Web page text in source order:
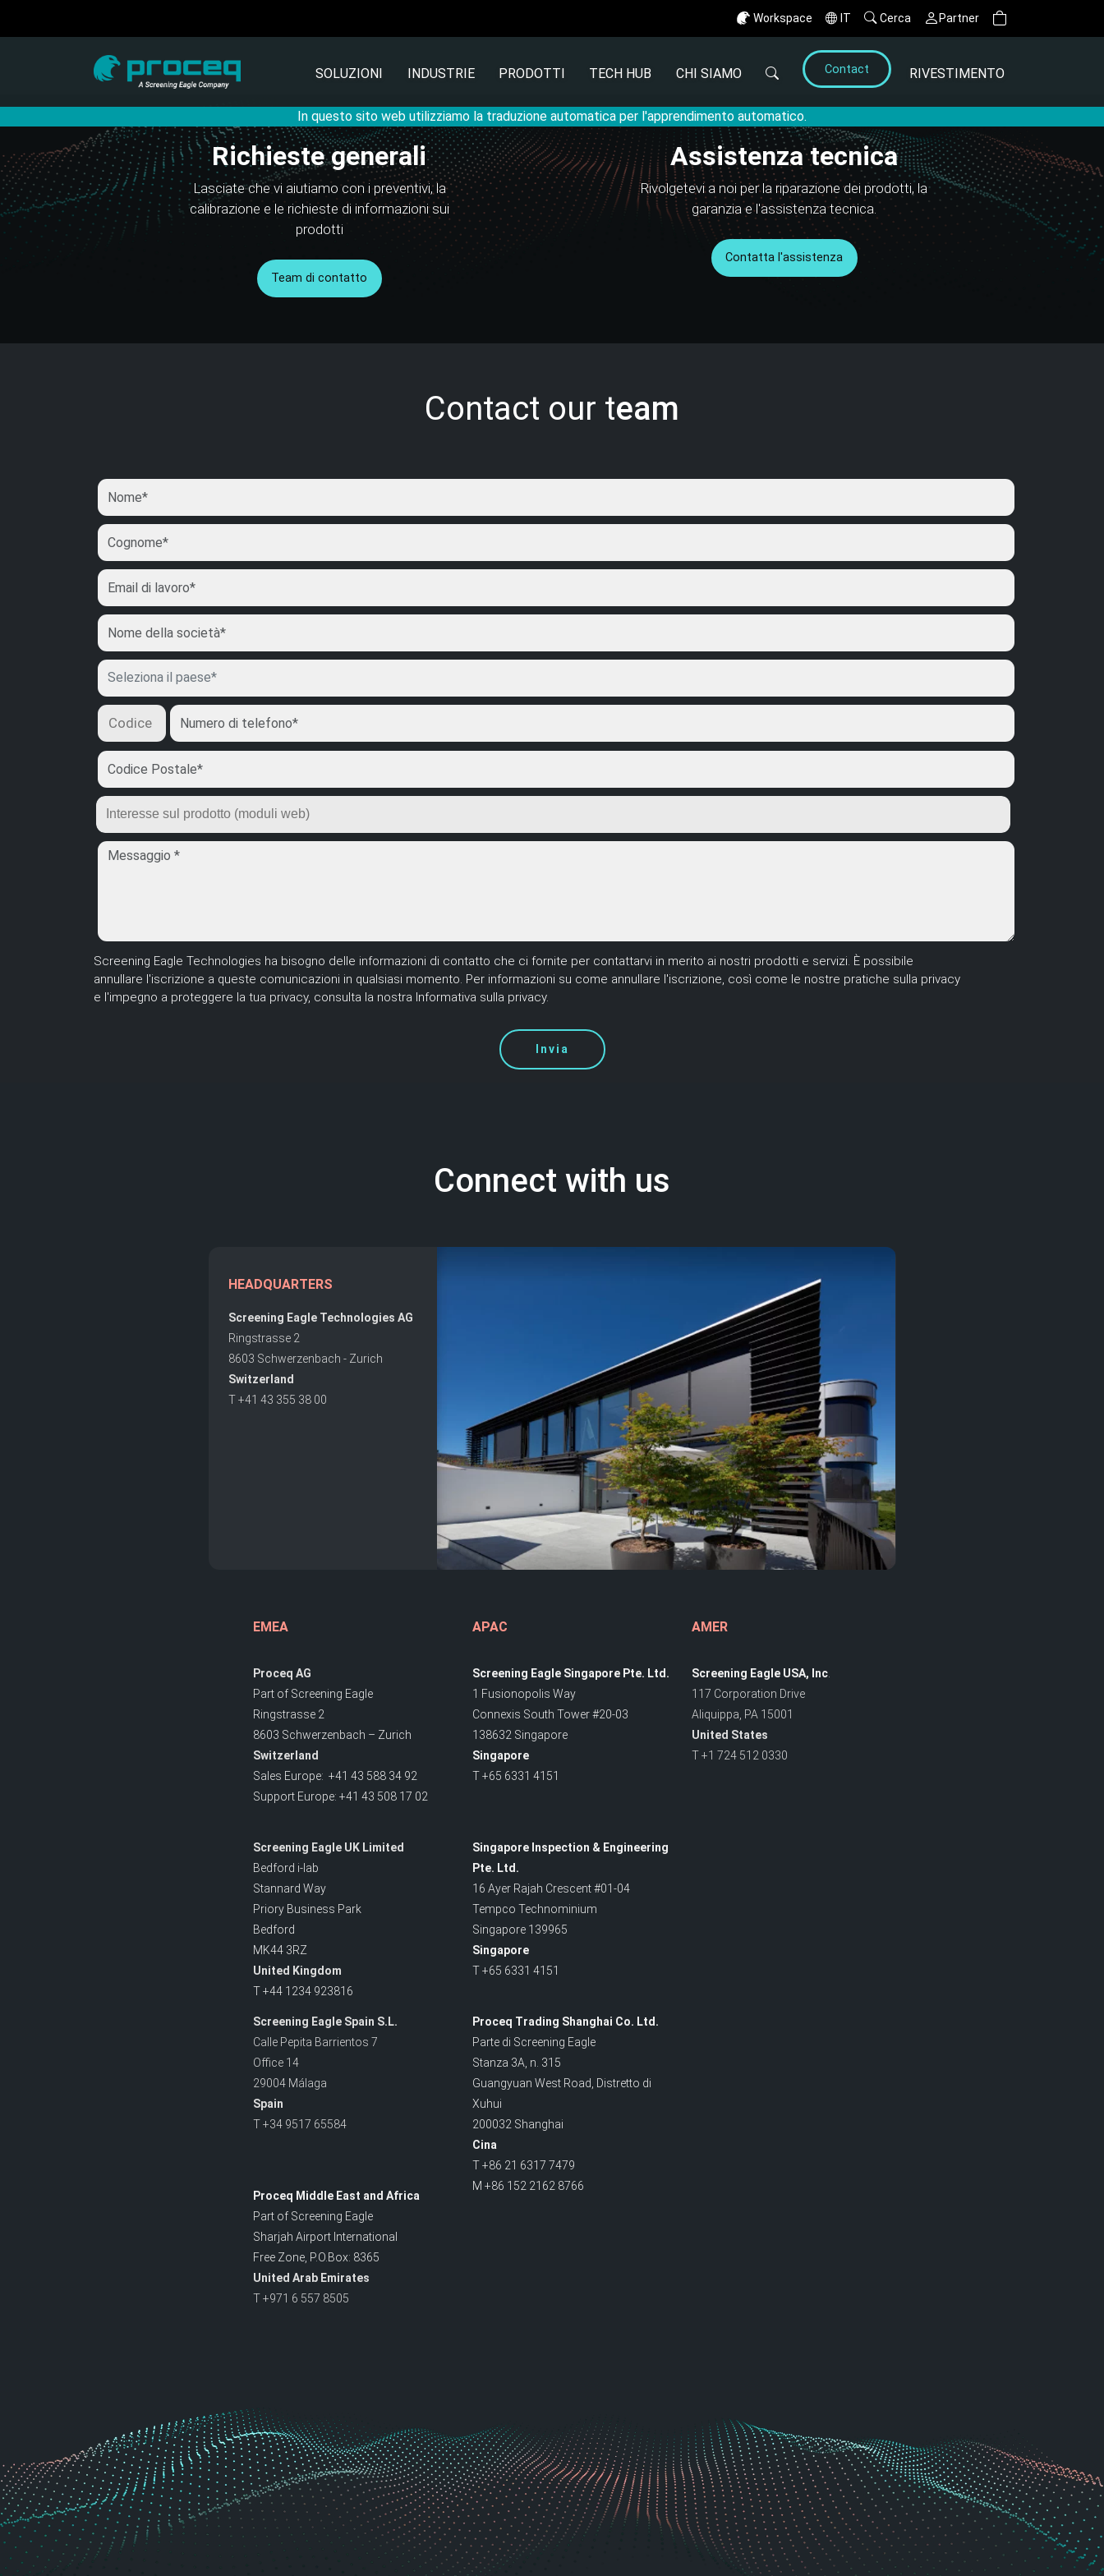
Workspace IT Cerca Partner
In questo sito web utilizziamo la traduzione automatica per l'apprendimento automatico.
SOLUZIONI INDUSTRIE PRODOTTI TECH HUB CHI SIAMO Contact RIVESTIMENTO
Richieste generali
Lasciate che vi aiutiamo con i preventivi, la
calibrazione e le richieste di informazioni sui
prodotti
Team di contatto
Assistenza tecnica
Rivolgetevi a noi per la riparazione dei prodotti, la
garanzia e l'assistenza tecnica.
Contatta l'assistenza
Contact our team
Screening Eagle Technologies ha bisogno delle informazioni di contatto che ci fornite per contattarvi in merito ai nostri prodotti e servizi. È possibile
annullare l'iscrizione a queste comunicazioni in qualsiasi momento. Per informazioni su come annullare l'iscrizione, così come le nostre pratiche sulla privacy
e l'impegno a proteggere la tua privacy, consulta la nostra Informativa sulla privacy.
Invia
Connect with us
HEADQUARTERS
Screening Eagle Technologies AG
Ringstrasse 2
8603 Schwerzenbach - Zurich
Switzerland
T +41 43 355 38 00
EMEA
Proceq AG
Part of Screening Eagle
Ringstrasse 2
8603 Schwerzenbach – Zurich
Switzerland
Sales Europe: +41 43 588 34 92
Support Europe: +41 43 508 17 02
Screening Eagle UK Limited
Bedford i-lab
Stannard Way
Priory Business Park
Bedford
MK44 3RZ
United Kingdom
T +44 1234 923816
Screening Eagle Spain S.L.
Calle Pepita Barrientos 7
Office 14
29004 Málaga
Spain
T +34 9517 65584
Proceq Middle East and Africa
Part of Screening Eagle
Sharjah Airport International
Free Zone, P.O.Box: 8365
United Arab Emirates
T +971 6 557 8505
APAC
Screening Eagle Singapore Pte. Ltd.
1 Fusionopolis Way
Connexis South Tower #20-03
138632 Singapore
Singapore
T +65 6331 4151
Singapore Inspection & Engineering
Pte. Ltd.
16 Ayer Rajah Crescent #01-04
Tempco Technominium
Singapore 139965
Singapore
T +65 6331 4151
Proceq Trading Shanghai Co. Ltd.
Parte di Screening Eagle
Stanza 3A, n. 315
Guangyuan West Road , Distretto di
Xuhui
200032 Shanghai
Cina
T +86 21 6317 7479
M +86 152 2162 8766
AMER
Screening Eagle USA, Inc.
117 Corporation Drive
Aliquippa, PA 15001
United States
T +1 724 512 0330